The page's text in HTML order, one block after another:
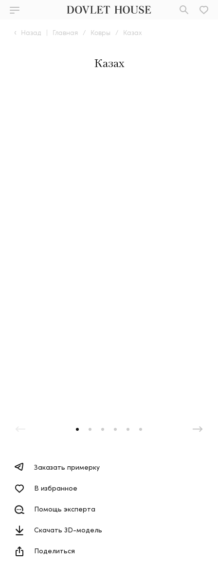
Назад | Главная / Ковры / Казах
Казах
Заказать примерку
В избранное
Помощь эксперта
Скачать 3D-модель
Поделиться